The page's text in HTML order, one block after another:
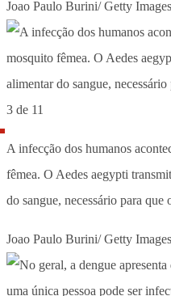
Joao Paulo Burini/ Getty Images
3 de 11
A infecção dos humanos
fêmea. O Aedes aegypti
do sangue, necessário para que
Joao Paulo Burini/ Getty Images